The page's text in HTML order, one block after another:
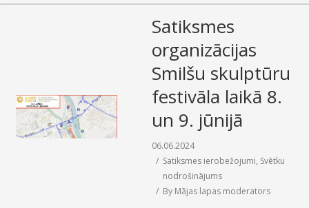
Satiksmes
organizācijas
Smilšu skulptūru
festivāla laikā 8.
un 9. jūnijā
06.06.2024
Satiksmes ierobežojumi, Svētku
nodrošinājums
By Mājas lapas moderators